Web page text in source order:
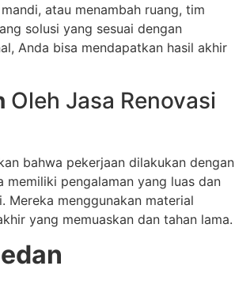
atau menambah ruang, tim
solusi yang sesuai dengan
Anda bisa mendapatkan hasil akhir
Oleh Jasa Renovasi
bahwa pekerjaan dilakukan dengan
pengalaman yang luas dan
Mereka menggunakan material
yang memuaskan dan tahan lama.